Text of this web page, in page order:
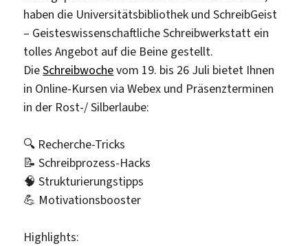
haben die Universitätsbibliothek und SchreibGeist
– Geisteswissenschaftliche Schreibwerkstatt ein
tolles Angebot auf die Beine gestellt.
DieSchreibwochevom 19. bis 26 Juli bietet Ihnen
in Online-Kursen via Webex und Präsenzterminen
in der Rost-/ Silberlaube:
🔍 Recherche-Tricks
📝 Schreibprozess-Hacks
🧠 Strukturierungstipps
💪 Motivationsbooster
Highlights: